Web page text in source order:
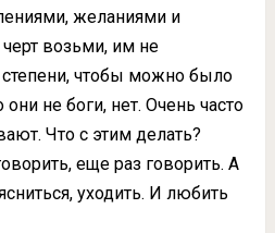
желаниями и
возьми, им не
чтобы можно было
не боги, нет. Очень часто
Что с этим делать?
еще раз говорить. А
уходить. И любить